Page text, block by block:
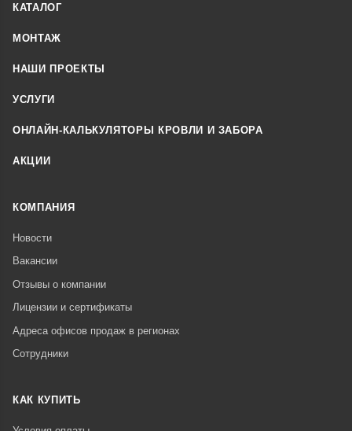
КАТАЛОГ
МОНТАЖ
НАШИ ПРОЕКТЫ
УСЛУГИ
ОНЛАЙН-КАЛЬКУЛЯТОРЫ КРОВЛИ И ЗАБОРА
АКЦИИ
КОМПАНИЯ
Новости
Вакансии
Отзывы о компании
Лицензии и сертификаты
Адреса офисов продаж в регионах
Сотрудники
КАК КУПИТЬ